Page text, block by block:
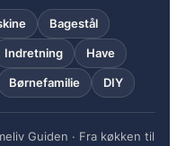
Bagestål
Indretning Have
Børnefamilie DIY
Guiden · Fra køkken til